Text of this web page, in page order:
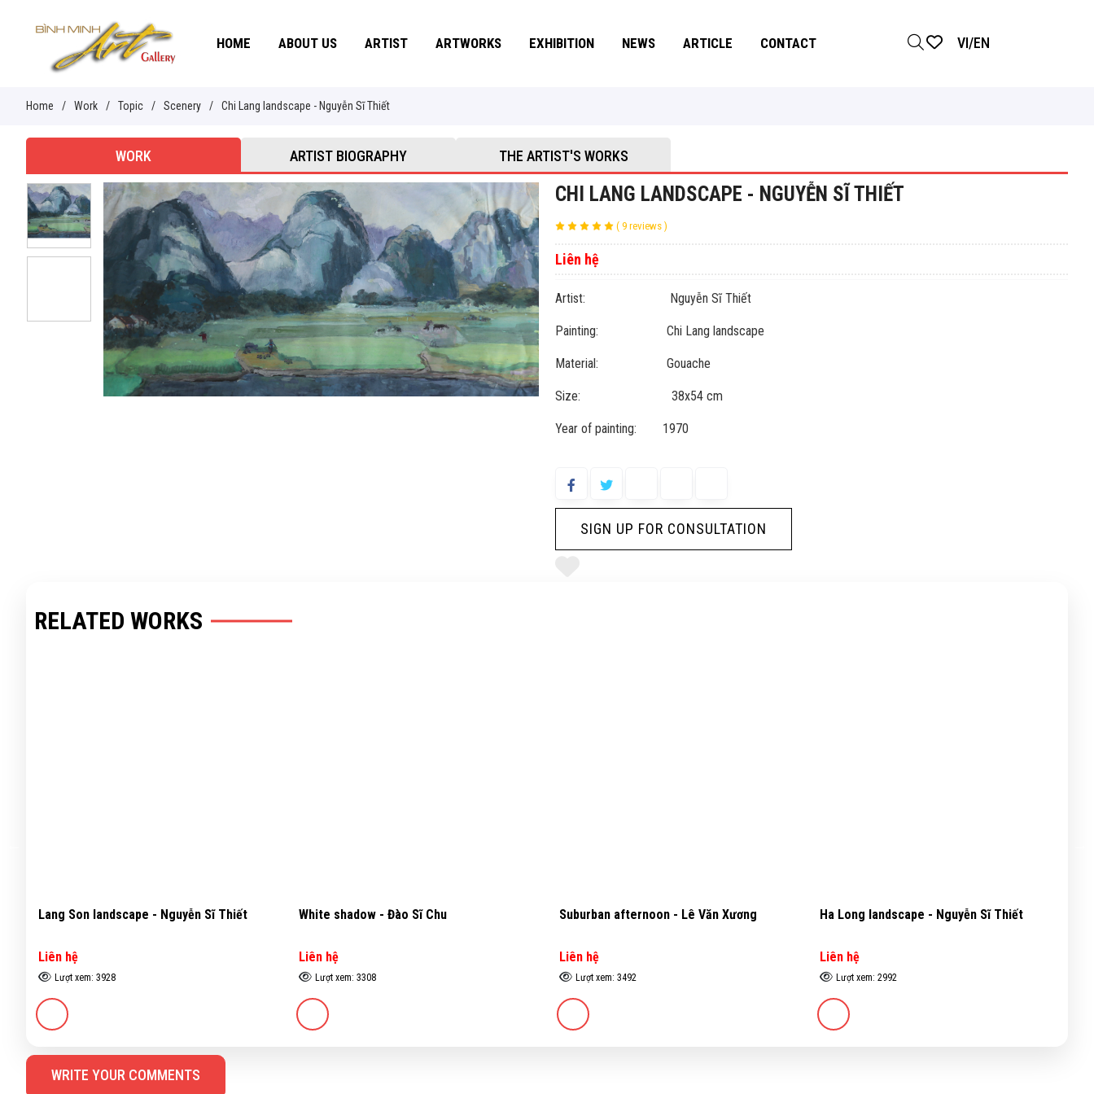
HOME ABOUT US ARTIST ARTWORKS EXHIBITION NEWS ARTICLE CONTACT VI/EN
Home / Work / Topic / Scenery / Chi Lang landscape - Nguyễn Sĩ Thiết
WORK ARTIST BIOGRAPHY THE ARTIST'S WORKS
CHI LANG LANDSCAPE - NGUYỄN SĨ THIẾT
( 9 reviews )
Liên hệ
Artist: Nguyễn Sĩ Thiết
Painting: Chi Lang landscape
Material: Gouache
Size: 38x54 cm
Year of painting: 1970
SIGN UP FOR CONSULTATION
RELATED WORKS
Lang Son landscape - Nguyễn Sĩ Thiết
Liên hệ
Lượt xem: 3928
White shadow - Đào Sĩ Chu
Liên hệ
Lượt xem: 3308
Suburban afternoon - Lê Văn Xương
Liên hệ
Lượt xem: 3492
Ha Long landscape - Nguyễn Sĩ Thiết
Liên hệ
Lượt xem: 2992
WRITE YOUR COMMENTS